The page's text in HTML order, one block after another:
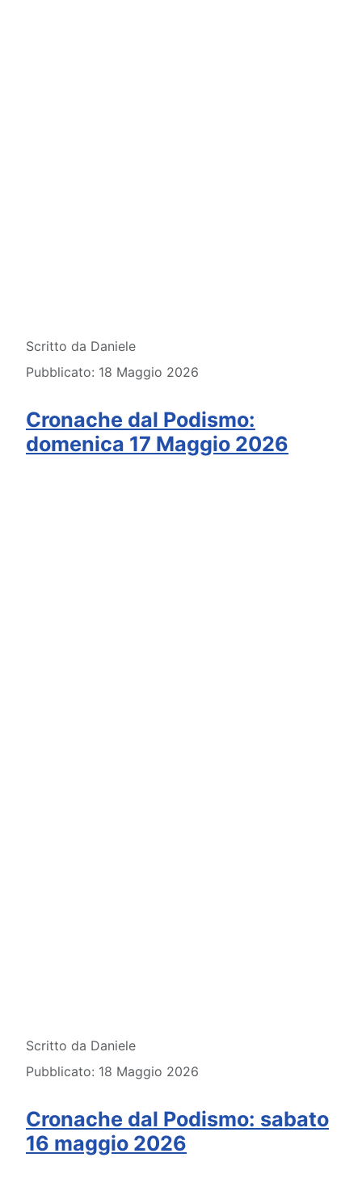
Dettagli
Scritto da Daniele
Pubblicato: 18 Maggio 2026
Cronache dal Podismo:
domenica 17 Maggio 2026
Dettagli
Scritto da Daniele
Pubblicato: 18 Maggio 2026
Cronache dal Podismo: sabato
16 maggio 2026